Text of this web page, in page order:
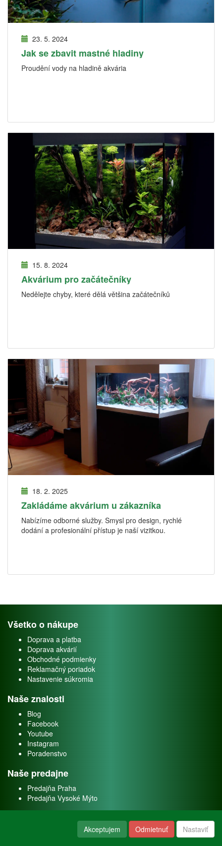
23. 5. 2024
Jak se zbavit mastné hladiny
Proudění vody na hladině akvária
15. 8. 2024
Akvárium pro začátečníky
Nedělejte chyby, které dělá většina začátečníků
18. 2. 2025
Zakládáme akvárium u zákazníka
Nabízíme odborné služby. Smysl pro design, rychlé
dodání a profesionální přístup je naší vizitkou.
Všetko o nákupe
Doprava a platba
Doprava akvárií
Obchodné podmienky
Reklamačný poriadok
Nastavenie súkromia
Naše znalosti
Blog
Facebook
Youtube
Instagram
Poradenstvo
Naše predajne
Predajňa Praha
Predajňa Vysoké Mýto
Akceptujem Odmietnuť Nastaviť